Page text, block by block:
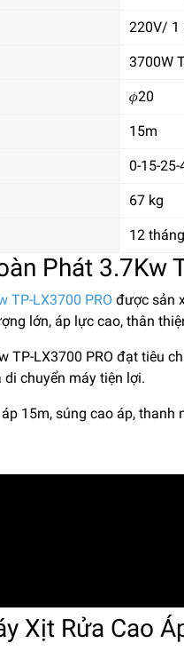
220V/ 1
3700W
𝜙20
15m
0-15-
67 kg
12 tháng
Phát 3.7Kw
TP-LX3700 PRO được sản
lớn, áp lực cao, thân
TP-LX3700 PRO đạt tiêu
chuyển máy tiện lợi.
15m, súng cao áp, thanh
Xịt Rửa Cao